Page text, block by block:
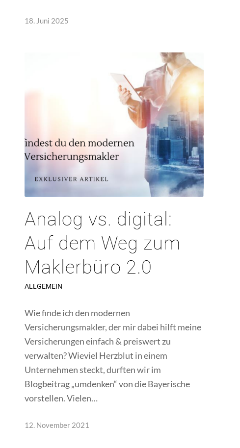
18. Juni 2025
Analog vs. digital:
Auf dem Weg zum
Maklerbüro 2.0
ALLGEMEIN
Wie finde ich den modernen
Versicherungsmakler, der mir dabei hilft meine
Versicherungen einfach & preiswert zu
verwalten? Wieviel Herzblut in einem
Unternehmen steckt, durften wir im
Blogbeitrag „umdenken“ von die Bayerische
vorstellen. Vielen…
12. November 2021